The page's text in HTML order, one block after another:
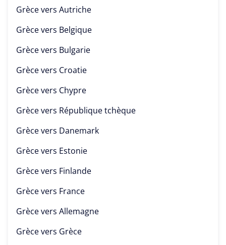
Grèce vers Autriche
Grèce vers Belgique
Grèce vers Bulgarie
Grèce vers Croatie
Grèce vers Chypre
Grèce vers République tchèque
Grèce vers Danemark
Grèce vers Estonie
Grèce vers Finlande
Grèce vers France
Grèce vers Allemagne
Grèce vers Grèce